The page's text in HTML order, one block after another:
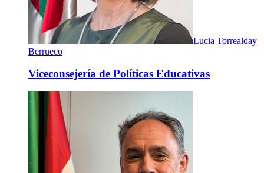
Lucia Torrealday
Berrueco
Viceconsejería de Políticas Educativas